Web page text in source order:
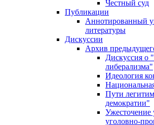
Честный суд
Публикации
Аннотированный
литературы
Дискуссии
Архив
Дискуссия о
либерализма"
Идеология
Пути
демократии"
Ужесточение
уголовно-